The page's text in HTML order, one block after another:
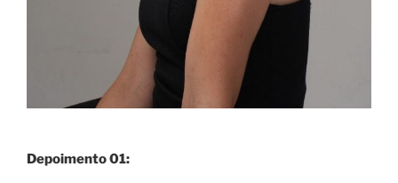
Depoimento 01: